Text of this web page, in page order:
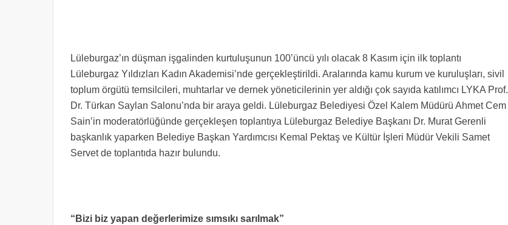
Lüleburgaz’ın düşman işgalinden kurtuluşunun 100’üncü yılı olacak 8 Kasım için ilk toplantı
Lüleburgaz Yıldızları Kadın Akademisi’nde gerçekleştirildi. Aralarında kamu kurum ve kuruluşları, sivil
toplum örgütü temsilcileri, muhtarlar ve dernek yöneticilerinin yer aldığı çok sayıda katılımcı LYKA Prof.
Dr. Türkan Saylan Salonu’nda bir araya geldi. Lüleburgaz Belediyesi Özel Kalem Müdürü Ahmet Cem
Sain’in moderatörlüğünde gerçekleşen toplantıya Lüleburgaz Belediye Başkanı Dr. Murat Gerenli
başkanlık yaparken Belediye Başkan Yardımcısı Kemal Pektaş ve Kültür İşleri Müdür Vekili Samet
Servet de toplantıda hazır bulundu.
“Bizi biz yapan değerlerimize sımsıkı sarılmak”